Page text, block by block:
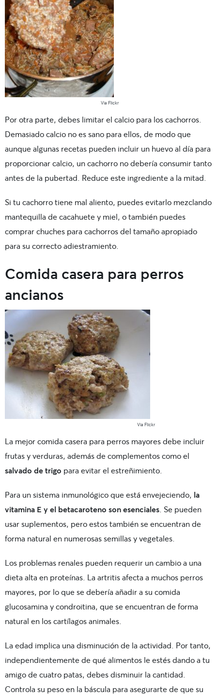
Via Flickr
Por otra parte, debes limitar el calcio para los cachorros.
Demasiado calcio no es sano para ellos, de modo que
aunque algunas recetas pueden incluir un huevo al día para
proporcionar calcio, un cachorro no debería consumir tanto
antes de la pubertad. Reduce este ingrediente a la mitad.
Si tu cachorro tiene mal aliento, puedes evitarlo mezclando
mantequilla de cacahuete y miel, o también puedes
comprar chuches para cachorros del tamaño apropiado
para su correcto adiestramiento.
Comida casera para perros
ancianos
Via Flickr
La mejor comida casera para perros mayores debe incluir
frutas y verduras, además de complementos como el
salvado de trigo para evitar el estreñimiento.
Para un sistema inmunológico que está envejeciendo, la
vitamina E y el betacaroteno son esenciales. Se pueden
usar suplementos, pero estos también se encuentran de
forma natural en numerosas semillas y vegetales.
Los problemas renales pueden requerir un cambio a una
dieta alta en proteínas. La artritis afecta a muchos perros
mayores, por lo que se debería añadir a su comida
glucosamina y condroitina, que se encuentran de forma
natural en los cartílagos animales.
La edad implica una disminución de la actividad. Por tanto,
independientemente de qué alimentos le estés dando a tu
amigo de cuatro patas, debes disminuir la cantidad.
Controla su peso en la báscula para asegurarte de que su